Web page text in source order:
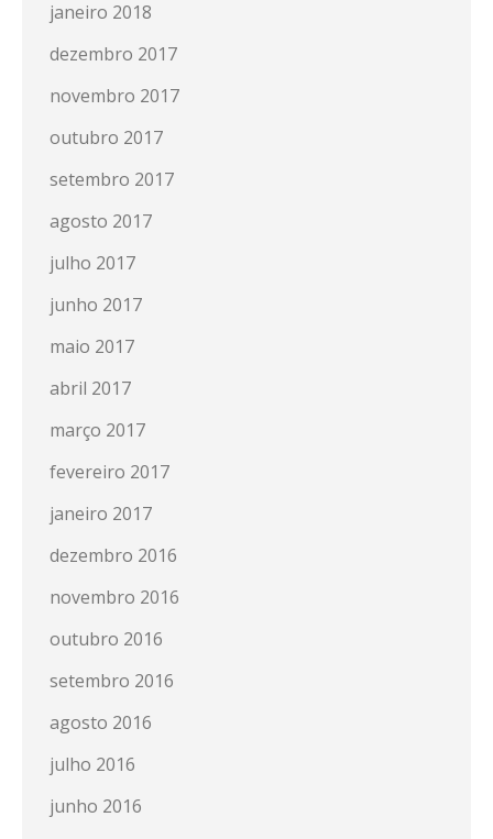
janeiro 2018
dezembro 2017
novembro 2017
outubro 2017
setembro 2017
agosto 2017
julho 2017
junho 2017
maio 2017
abril 2017
março 2017
fevereiro 2017
janeiro 2017
dezembro 2016
novembro 2016
outubro 2016
setembro 2016
agosto 2016
julho 2016
junho 2016